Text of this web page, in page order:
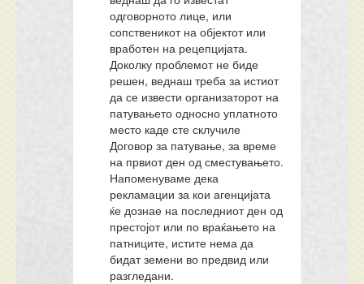
одговорното лице, или
сопственикот на објектот или
вработен на рецепцијата.
Доколку проблемот не биде
решен, веднаш треба за истиот
да се извести организаторот на
патувањето односно уплатното
место каде сте склучиле
Договор за патување, за време
на првиот ден од сместувањето.
Напоменуваме дека
рекламации за кои агенцијата
ќе дознае на последниот ден од
престојот или по враќањето на
патниците, истите нема да
бидат земени во предвид или
разгледани.